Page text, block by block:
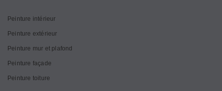
Peinture intérieur
Peinture extérieur
Peinture mur et plafond
Peinture façade
Peinture toiture